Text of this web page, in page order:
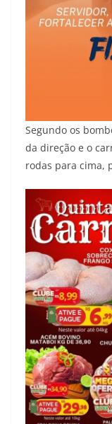
Segundo os
da direção e o
rodas para cima,